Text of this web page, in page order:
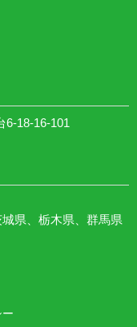
6-18-16-101
県、栃木県、群馬県